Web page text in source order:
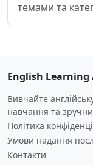
темами та
English Learning
Вивчайте
навчання та
Політика
Умови надання
Контакти